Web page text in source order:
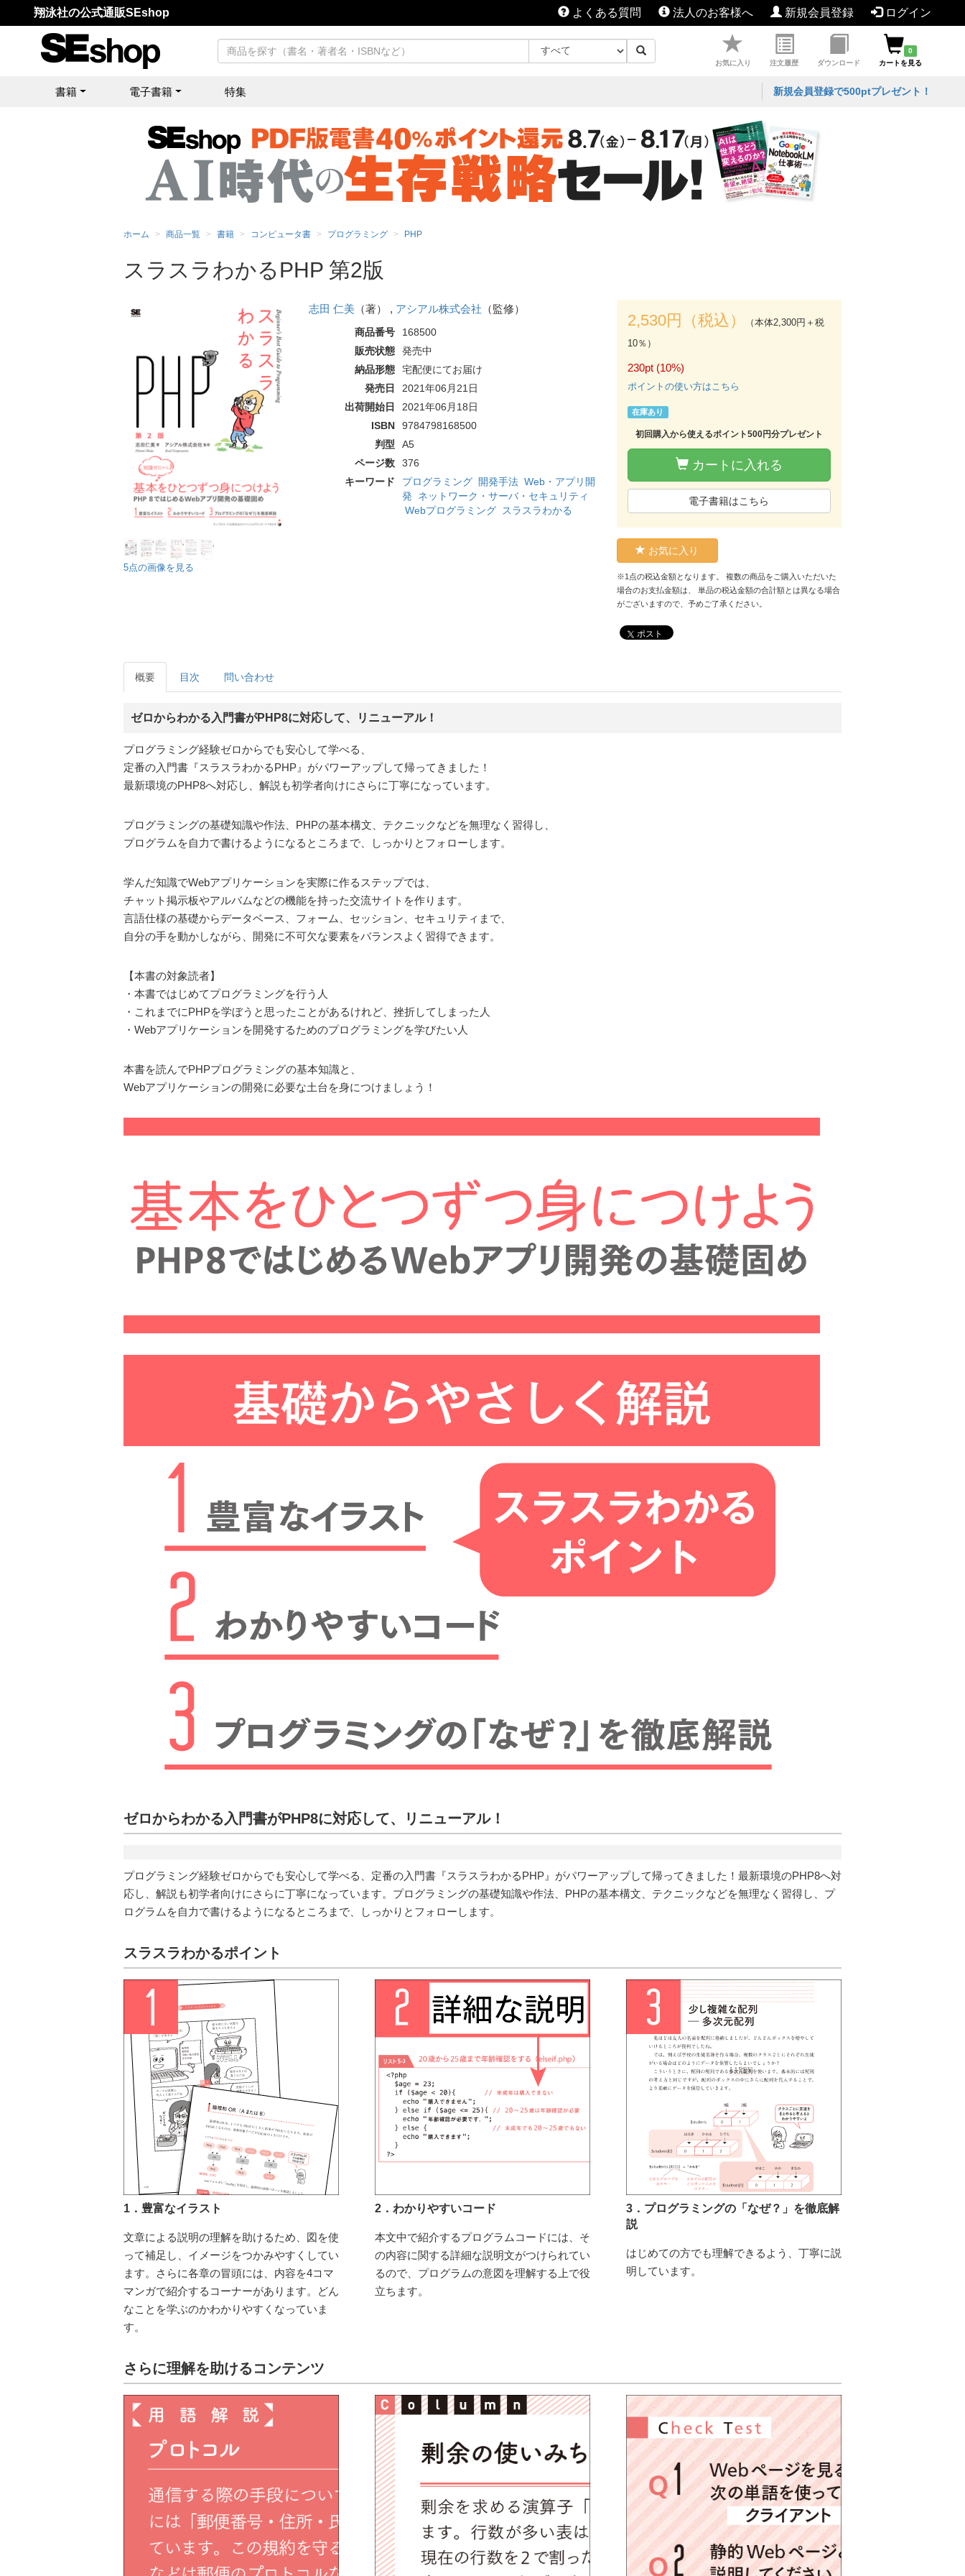
翔泳社の公式通販SEshop よくある質問 法人のお客様へ 新規会員登録 ログイン
お気に入り 注文履歴 ダウンロード
0
カートを見る
書籍 電子書籍 特集 新規会員登録で500ptプレゼント！
ホーム 商品一覧 書籍 コンピュータ書 プログラミング PHP
スラスラわかるPHP 第2版
5点の画像を見る
志田 仁美 （著） , アシアル株式会社 （監修）
商品番号
168500
販売状態
発売中
納品形態
宅配便にてお届け
発売日
2021年06月21日
出荷開始日
2021年06月18日
ISBN
9784798168500
判型
A5
ページ数
376
キーワード
プログラミング 開発手法 Web・アプリ開
発
ネットワーク・サーバ・セキュリティ
Webプログラミング
スラスラわかる
2,530円（税込）
（本体2,300円＋税
10％）
230pt (10%)
ポイントの使い方はこちら
在庫あり
初回購入から使えるポイント500円分プレゼント
カートに入れる
電子書籍はこちら
お気に入り
※1点の税込金額となります。 複数の商品をご購入いただいた
場合のお支払金額は、 単品の税込金額の合計額とは異なる場合
がございますので、予めご了承ください。
ポスト
概要 目次 問い合わせ
ゼロからわかる入門書がPHP8に対応して、リニューアル！
プログラミング経験ゼロからでも安心して学べる、
定番の入門書『スラスラわかるPHP』がパワーアップして帰ってきました！
最新環境のPHP8へ対応し、解説も初学者向けにさらに丁寧になっています。
プログラミングの基礎知識や作法、PHPの基本構文、テクニックなどを無理なく習得し、
プログラムを自力で書けるようになるところまで、しっかりとフォローします。
学んだ知識でWebアプリケーションを実際に作るステップでは、
チャット掲示板やアルバムなどの機能を持った交流サイトを作ります。
言語仕様の基礎からデータベース、フォーム、セッション、セキュリティまで、
自分の手を動かしながら、開発に不可欠な要素をバランスよく習得できます。
【本書の対象読者】
・本書ではじめてプログラミングを行う人
・これまでにPHPを学ぼうと思ったことがあるけれど、挫折してしまった人
・Webアプリケーションを開発するためのプログラミングを学びたい人
本書を読んでPHPプログラミングの基本知識と、
Webアプリケーションの開発に必要な土台を身につけましょう！
ゼロからわかる入門書がPHP8に対応して、リニューアル！
プログラミング経験ゼロからでも安心して学べる、定番の入門書『スラスラわかるPHP』がパワーアップして帰ってきました！最新環境のPHP8へ対
応し、解説も初学者向けにさらに丁寧になっています。プログラミングの基礎知識や作法、PHPの基本構文、テクニックなどを無理なく習得し、プ
ログラムを自力で書けるようになるところまで、しっかりとフォローします。
スラスラわかるポイント
1．豊富なイラスト
文章による説明の理解を助けるため、図を使
って補足し、イメージをつかみやすくしてい
ます。さらに各章の冒頭には、内容を4コマ
マンガで紹介するコーナーがあります。どん
なことを学ぶのかわかりやすくなっていま
す。
2．わかりやすいコード
本文中で紹介するプログラムコードには、そ
の内容に関する詳細な説明文がつけられてい
るので、プログラムの意図を理解する上で役
立ちます。
3．プログラミングの「なぜ？」を徹底解
説
はじめての方でも理解できるよう、丁寧に説
明しています。
さらに理解を助けるコンテンツ